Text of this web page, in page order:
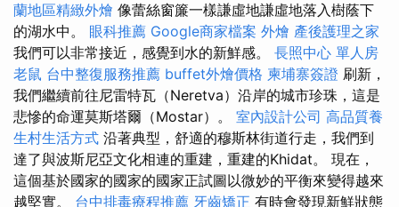
蘭地區精緻外燴 像蕾絲窗簾一​​樣謙虛地謙虛地落入樹蔭下
的湖水中。 眼科推薦 Google商家檔案 外燴 產後護理之家
我們可以非常接近，感覺到水的新鮮感。 長照中心 單人房
老鼠 台中整復服務推薦 buffet外燴價格 柬埔寨簽證 刷新，
我們繼續前往尼雷特瓦（Neretva）沿岸的城市珍珠，這是
悲慘的命運莫斯塔爾（Mostar）。 室內設計公司 高品質養
生村生活方式 沿著典型，舒適的穆斯林街道行走，我們到
達了與波斯尼亞文化相連的重建，重建的Khidat。 現在，
這個基於國家的國家的國家正試圖以微妙的平衡來變得越來
越堅實。 台中排毒療程推薦 牙齒矯正 有時會發現新鮮狀態